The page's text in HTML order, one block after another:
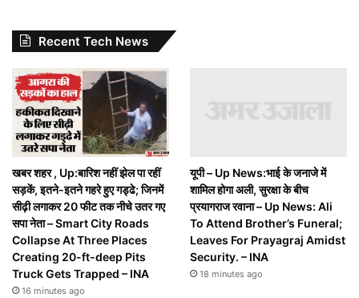
Recent Tech News
खबर शहर , Up:बारिश नहीं झेल पा रहीं
सड़कें, इतने-इतने गहरे हुए गड्ढे; जिनमें
सीढ़ी लगाकर 20 फीट तक नीचे उतर गए
सपा नेता – Smart City Roads
Collapse At Three Places
Creating 20-ft-deep Pits
Truck Gets Trapped – INA
16 minutes ago
यूपी – Up News:भाई के जनाजे में
शामिल होगा अली, सुरक्षा के बीच
प्रयागराज रवाना – Up News: Ali
To Attend Brother’s Funeral;
Leaves For Prayagraj Amidst
Security. – INA
18 minutes ago